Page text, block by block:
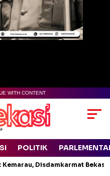
WITH CONTENT
POLITIK
Disdamkarmat Bekasi